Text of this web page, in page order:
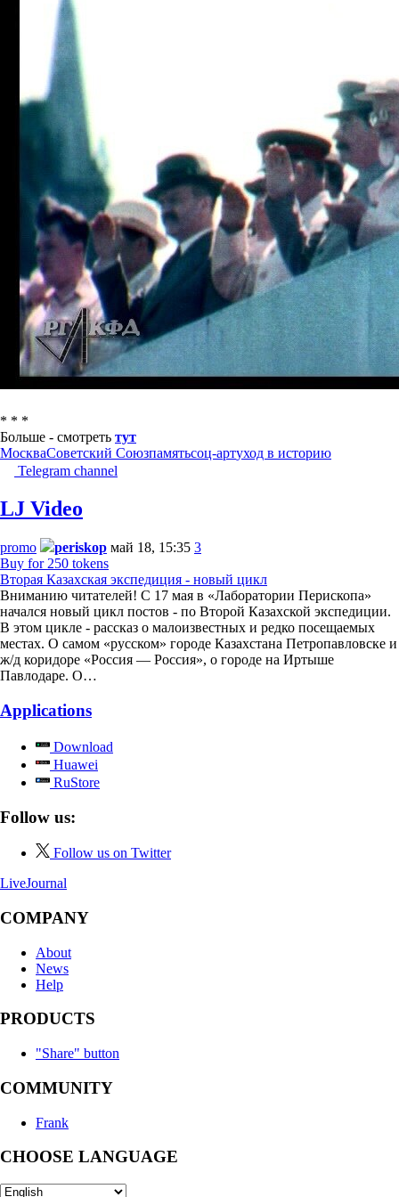
* * *
Больше - смотреть тут
МоскваСоветский Союзпамятьсоц-артуход в историю
Telegram channel
LJ Video
promo periskop май 18, 15:35 3
Buy for 250 tokens
Вторая Казахская экспедиция - новый цикл
Вниманию читателей! С 17 мая в «Лаборатории Перископа»
начался новый цикл постов - по Второй Казахской экспедиции.
В этом цикле - рассказ о малоизвестных и редко посещаемых
местах. О самом «русском» городе Казахстана Петропавловске и
ж/д коридоре «Россия — Россия», о городе на Иртыше
Павлодаре. О…
Applications
Download
Huawei
RuStore
Follow us:
Follow us on Twitter
LiveJournal
COMPANY
About
News
Help
PRODUCTS
"Share" button
COMMUNITY
Frank
CHOOSE LANGUAGE